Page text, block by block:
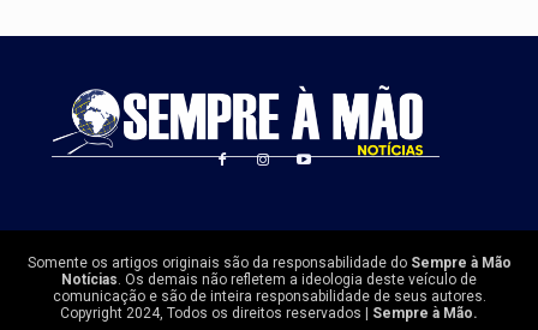
Somente os artigos originais são da responsabilidade do Sempre à Mão
Notícias. Os demais não refletem a ideologia deste veículo de
comunicação e são de inteira responsabilidade de seus autores.
Copyright 2024, Todos os direitos reservados | Sempre à Mão.